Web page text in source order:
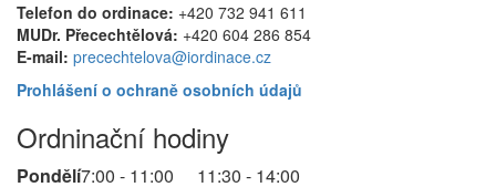
Telefon do ordinace: +420 732 941 611
MUDr. Přecechtělová: +420 604 286 854
E-mail: precechtelova@iordinace.cz
Prohlášení o ochraně osobních údajů
Ordninační hodiny
Pondělí7:00 - 11:00 11:30 - 14:00